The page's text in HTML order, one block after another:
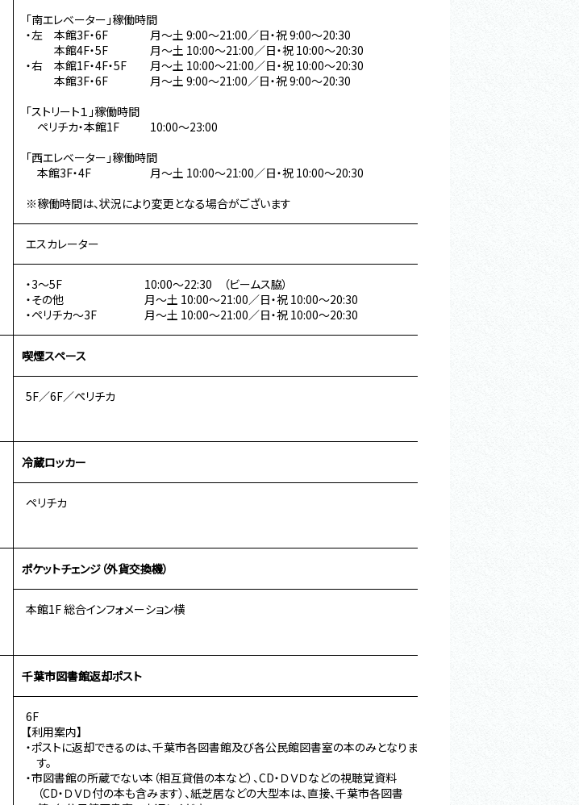
「南エレベーター」稼働時間
・左 本館3F・6F
月～土 9:00～21:00／日・祝 9:00～20:30
本館4F・5F
月～土 10:00～21:00／日・祝 10:00～20:30
・右 本館1F・4F・5F
月～土 10:00～21:00／日・祝 10:00～20:30
本館3F・6F
月～土 9:00～21:00／日・祝 9:00～20:30
「ストリート１」稼働時間
ペリチカ・本館1F
10:00～23:00
「西エレベーター」稼働時間
本館3F・4F
月～土 10:00～21:00／日・祝 10:00～20:30
※稼働時間は、状況により変更となる場合がございます
エスカレーター
・3～5F
10:00～22:30 （ビームス脇）
・その他
月～土 10:00～21:00／日・祝 10:00～20:30
・ペリチカ～3F 月～土 10:00～21:00／日・祝 10:00～20:30
喫煙スペース
5F／6F／ペリチカ
冷蔵ロッカー
ペリチカ
ポケットチェンジ（外貨交換機）
本館1F 総合インフォメーション横
千葉市図書館返却ポスト
6F
【利用案内】
・ポストに返却できるのは、千葉市各図書館及び各公民館図書室の本のみとなりま
す。
・市図書館の所蔵でない本（相互貸借の本など）、CD・ＤＶＤなどの視聴覚資料
（CD・ＤＶＤ付の本も含みます）、紙芝居などの大型本は、直接、千葉市各図書